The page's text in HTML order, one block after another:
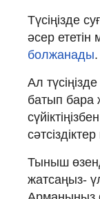
Түсіңізде
әсер
болжанады.
Ал
батып бара
сәтсіздіктер
Тыныш
жатсаңыз-